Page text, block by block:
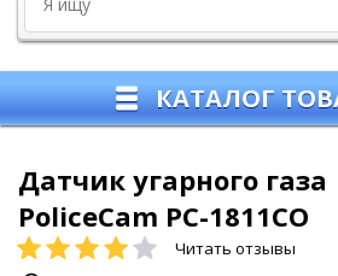
КАТАЛОГ
Датчик угарного газа
PoliceCam PC-1811CO
Читать отзывы